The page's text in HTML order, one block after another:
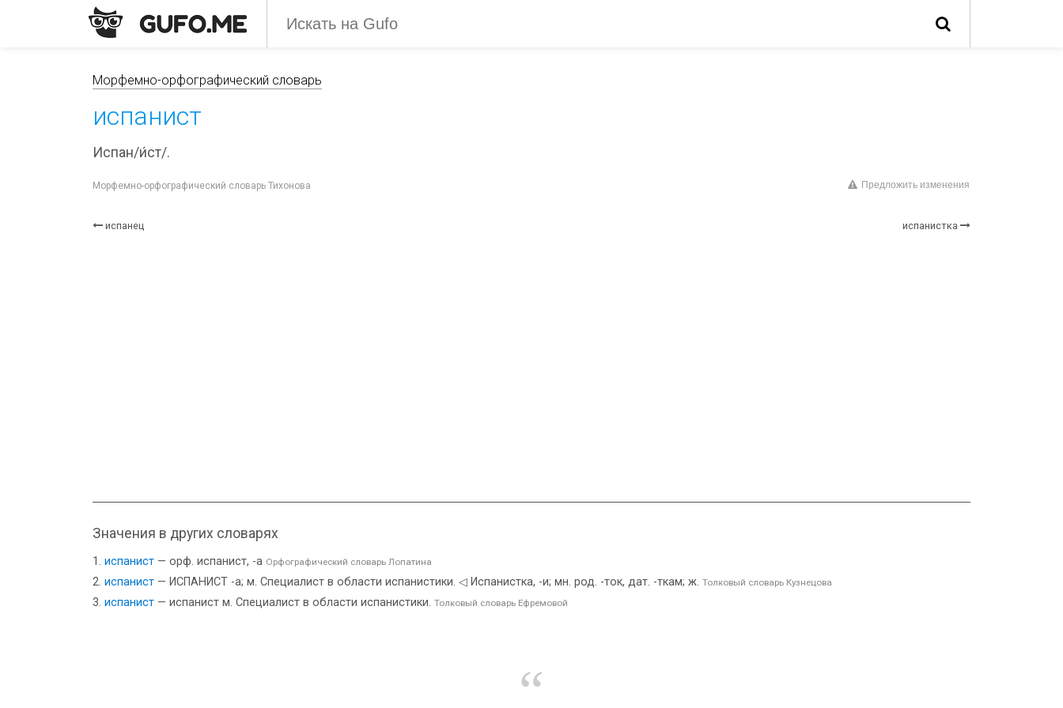
Морфемно-орфографический словарь
испанист
Испан/и́ст/.
Морфемно-орфографический словарь Тихонова Предложить изменения
испанец испанистка
Значения в других словарях
испанист — орф. испанист, -а Орфографический словарь Лопатина
испанист — ИСПАНИСТ -а; м. Специалист в области испанистики. ◁ Испанистка, -и; мн. род. -ток, дат. -ткам; ж. Толковый словарь Кузнецова
испанист — испанист м. Специалист в области испанистики. Толковый словарь Ефремовой